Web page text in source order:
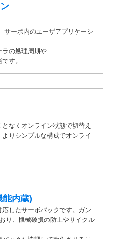
サーボ内のユーザアプリケーシ
ラの処理周期や
す。
なくオンライン状態で切替え
りシンプルな構成でオンライ
能内蔵)
したサーボパックです。ガン
り、機械破損の防止やサイクル